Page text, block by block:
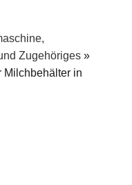
Zugehöriges »
Milchbehälter in